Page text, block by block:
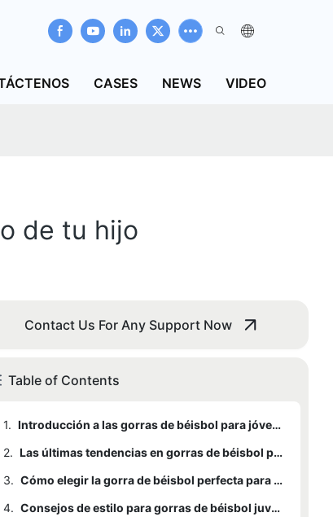
CASES NEWS VIDEO
de tu hijo
Contact Us For Any Support Now
Table of Contents
1.
Introducción a las gorras de béisbol para jóvenes
2.
Las últimas tendencias en gorras de béisbol para jóvenes
3.
Cómo elegir la gorra de béisbol perfecta para tu hijo
4.
Consejos de estilo para gorras de béisbol juveniles